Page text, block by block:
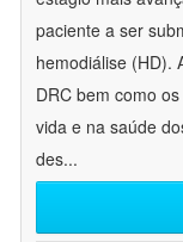
paciente a ser
hemodiálise (HD).
DRC bem como
vida e na saúde
des...